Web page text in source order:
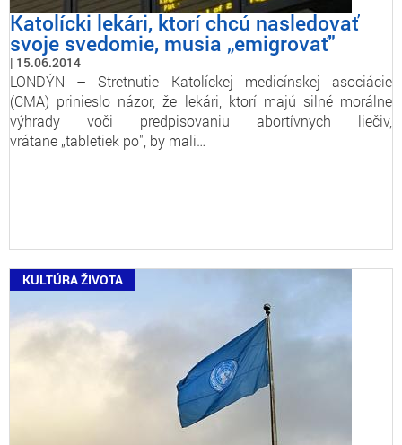
Katolícki lekári, ktorí chcú nasledovať
svoje svedomie, musia „emigrovať"
15.06.2014
LONDÝN – Stretnutie Katolíckej medicínskej asociácie
(CMA) prinieslo názor, že lekári, ktorí majú silné morálne
výhrady voči predpisovaniu abortívnych liečiv,
vrátane „tabletiek po", by mali…
KULTÚRA ŽIVOTA